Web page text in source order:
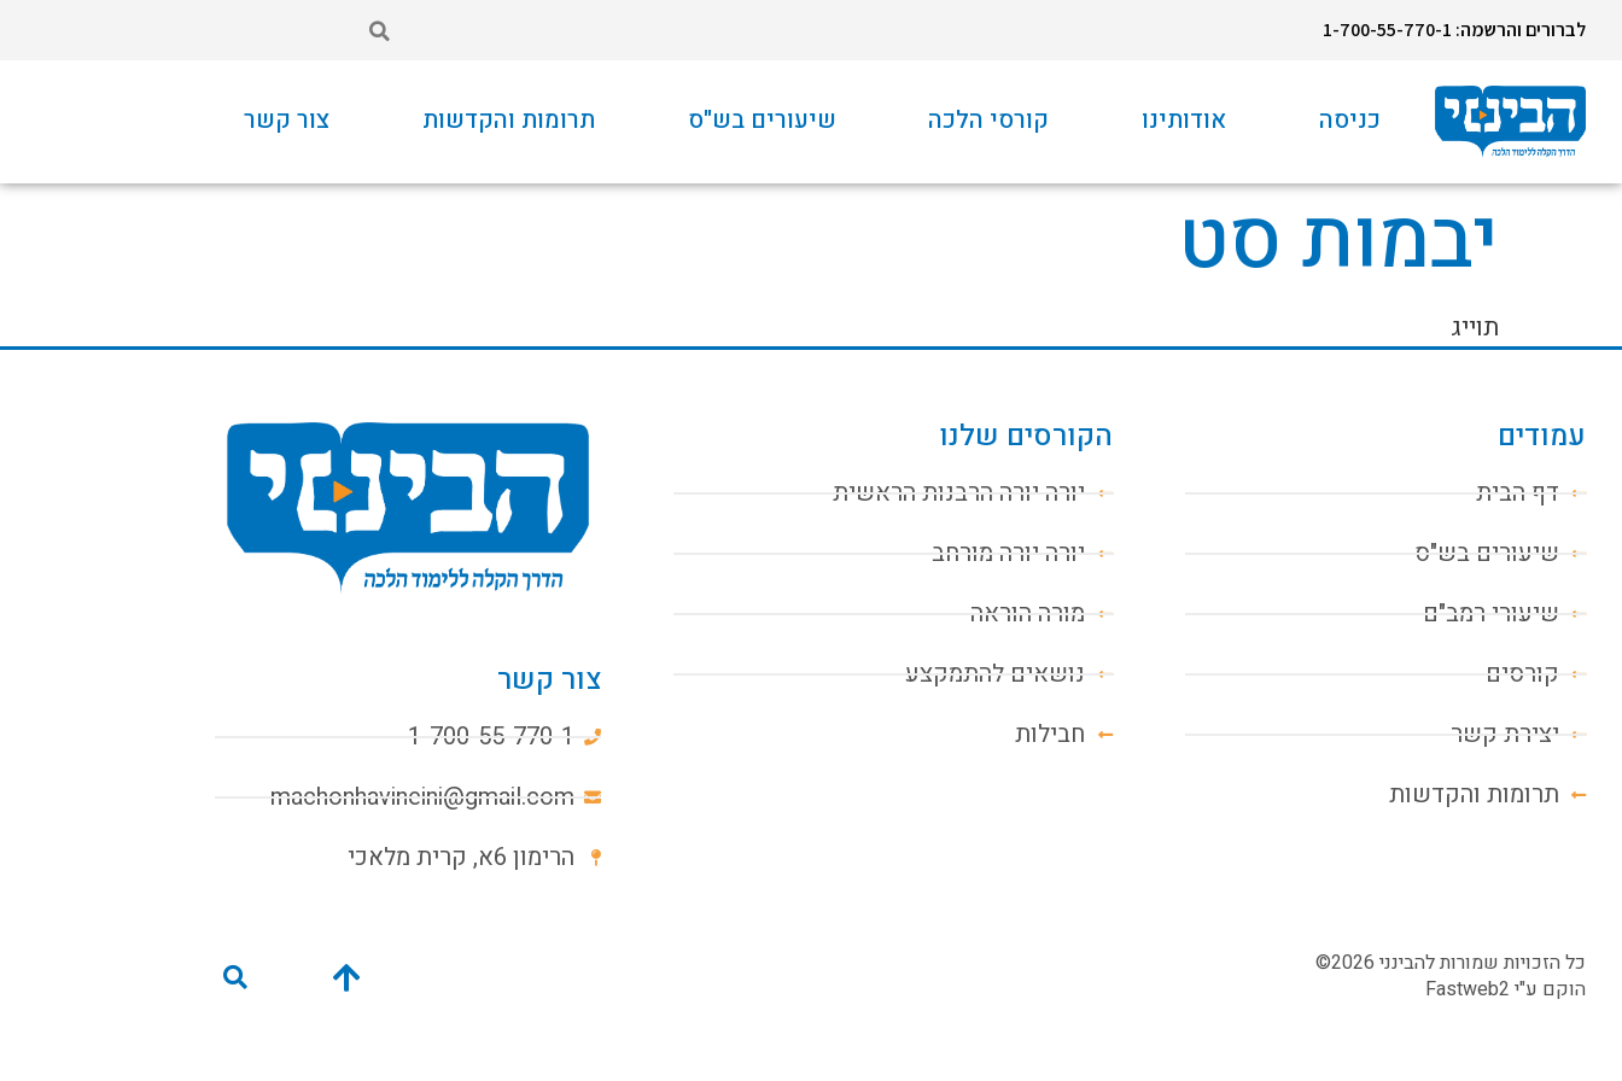
לברורים והרשמה: 1-700-55-770-1
כניסה אודותינו קורסי הלכה שיעורים בש"ס תרומות והקדשות צור קשר
יבמות סט
תוייג
עמודים
דף הבית
שיעורים בש"ס
שיעורי רמב"ם
קורסים
יצירת קשר
תרומות והקדשות
הקורסים שלנו
יורה יורה הרבנות הראשית
יורה יורה מורחב
מורה הוראה
נושאים להתמקצע
חבילות
צור קשר
1-700-55-770-1
machonhavineini@gmail.com
הרימון 6א, קרית מלאכי
כל הזכויות שמורות להבינני 2026©
הוקם ע"י Fastweb2